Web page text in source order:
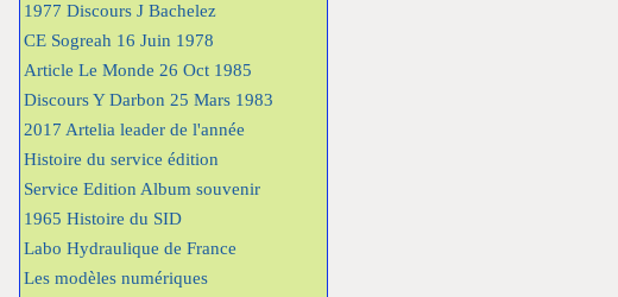
1977 Discours J Bachelez
CE Sogreah 16 Juin 1978
Article Le Monde 26 Oct 1985
Discours Y Darbon 25 Mars 1983
2017 Artelia leader de l'année
Histoire du service édition
Service Edition Album souvenir
1965 Histoire du SID
Labo Hydraulique de France
Les modèles numériques